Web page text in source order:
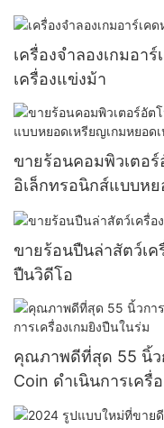
เครื่องจำลองเกมอา
เครื่องแข่งม้า
ขายร้อนคอมพิวเตอ
อิเล็กทรอนิกส์แบบห
พรีเมี่ยม
ขายร้อนปืนล่าสัตว์เค
ปืนวิดีโอ
คุณภาพดีที่สุด 55 นิ้ว
Coin ดำเนินการเครื่